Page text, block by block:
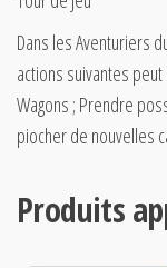
Dans les Aventuriers
actions suivantes
Wagons ; Prendre
piocher de nouvelles
Produits